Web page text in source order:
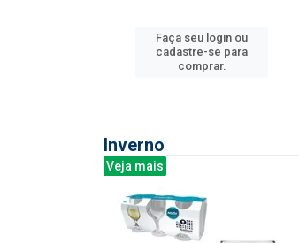
Faça seu login ou
cadastre-se para
comprar.
Inverno
Veja mais